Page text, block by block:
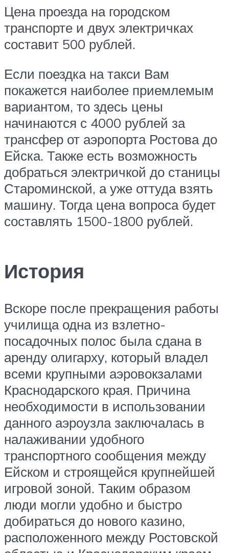
Цена проезда на городском
транспорте и двух электричках
составит 500 рублей.
Если поездка на такси Вам
покажется наиболее приемлемым
вариантом, то здесь цены
начинаются с 4000 рублей за
трансфер от аэропорта Ростова до
Ейска. Также есть возможность
добраться электричкой до станицы
Староминской, а уже оттуда взять
машину. Тогда цена вопроса будет
составлять 1500-1800 рублей.
История
Вскоре после прекращения работы
училища одна из взлетно-
посадочных полос была сдана в
аренду олигарху, который владел
всеми крупными аэровокзалами
Краснодарского края. Причина
необходимости в использовании
данного аэроузла заключалась в
налаживании удобного
транспортного сообщения между
Ейском и строящейся крупнейшей
игровой зоной. Таким образом
люди могли удобно и быстро
добираться до нового казино,
расположенного между Ростовской